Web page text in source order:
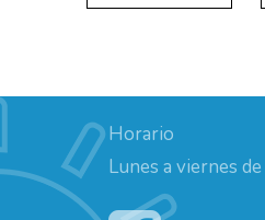
Horario
Lunes a viernes